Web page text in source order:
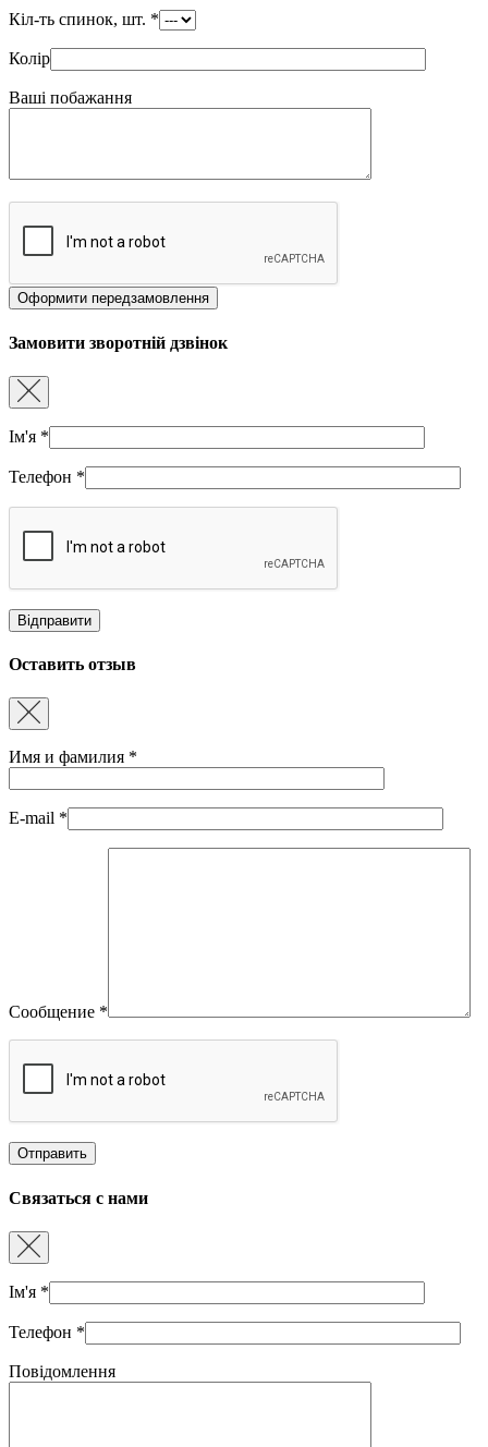
Кіл-ть спинок, шт. *
Колір
Ваші побажання
Замовити зворотній дзвінок
Ім'я *
Телефон *
Оставить отзыв
Имя и фамилия *
E-mail *
Сообщение *
Связаться с нами
Ім'я *
Телефон *
Повідомлення